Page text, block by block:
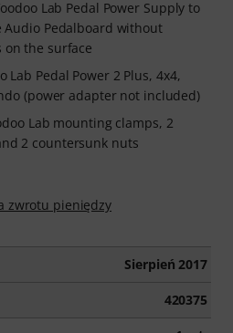
Lab Pedal Power Supply to
Pedalboard without
on the surface
Lab Pedal Power 2 Plus, 4x4,
(power adapter not included)
Lab mounting clamps, 2
2 countersunk nuts
zwrotu pieniędzy
Sierpień 2017
420375